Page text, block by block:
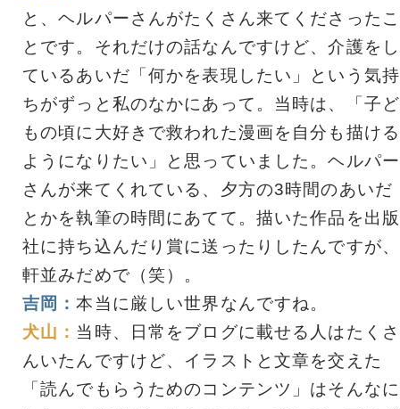
と、ヘルパーさんがたくさん来てくださったこ
とです。それだけの話なんですけど、介護をし
ているあいだ「何かを表現したい」という気持
ちがずっと私のなかにあって。当時は、「子ど
もの頃に大好きで救われた漫画を自分も描ける
ようになりたい」と思っていました。ヘルパー
さんが来てくれている、夕方の3時間のあいだ
とかを執筆の時間にあてて。描いた作品を出版
社に持ち込んだり賞に送ったりしたんですが、
軒並みだめで（笑）。
吉岡：本当に厳しい世界なんですね。
犬山： 当時、日常をブログに載せる人はたくさ
んいたんですけど、イラストと文章を交えた
「読んでもらうためのコンテンツ」はそんなに